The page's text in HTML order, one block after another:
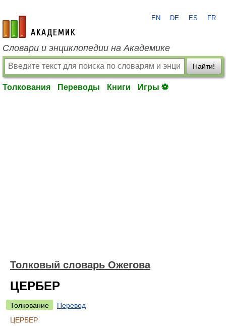
academic.ru
EN DE ES FR
Словари и энциклопедии на Академике
Найти!
Толкования Переводы Книги Игры ⚽
Толковый словарь Ожегова
ЦЕРБЕР
Толкование
Перевод
ЦЕРБЕР